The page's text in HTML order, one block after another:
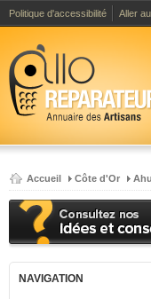
Politique d'accessibilité Aller
Accueil Côte d'Or
NAVIGATION